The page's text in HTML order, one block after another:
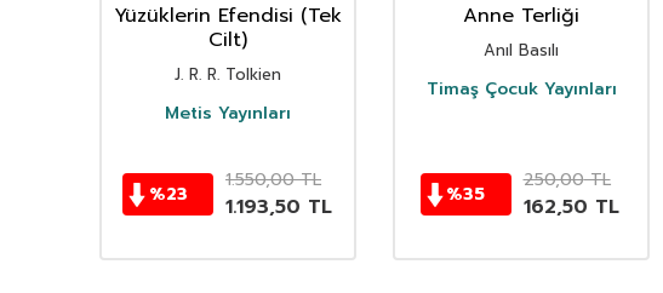
Yüzüklerin Efendisi (Tek
Cilt)
J. R. R. Tolkien
Metis Yayınları
%23
1.550,00TL
1.193,50 TL
Anne Terliği
Anıl Basılı
Timaş Çocuk Yayınları
%35
250,00TL
162,50 TL